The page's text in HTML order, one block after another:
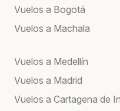
Vuelos a Bogotá
Vuelos a Machala
Vuelos a Medellín
Vuelos a Madrid
Vuelos a Cartagena de